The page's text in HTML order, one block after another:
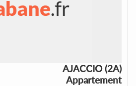
AJACCIO (2A)
Appartement